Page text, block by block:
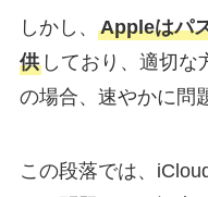
しかし、 Appleはパ
供しており、適切な
の場合、速やかに問
この段落では、